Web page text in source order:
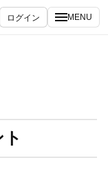
ログイン MENU